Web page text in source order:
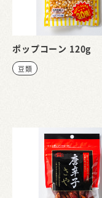
ポップコーン 120g
豆類